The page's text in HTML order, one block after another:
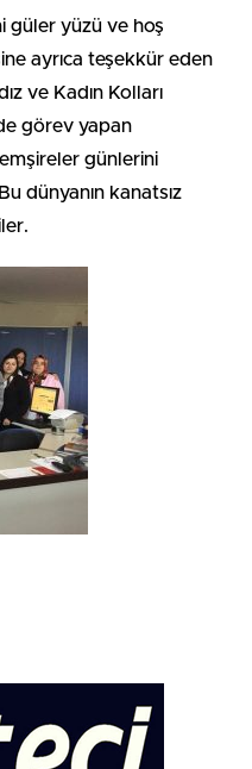
güler yüzü ve hoş
ayrıca teşekkür eden
ve Kadın Kolları
görev yapan
günlerini
dünyanın kanatsız